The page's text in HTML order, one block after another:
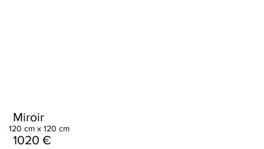
Miroir
1020 €
120 cm x 120 cm